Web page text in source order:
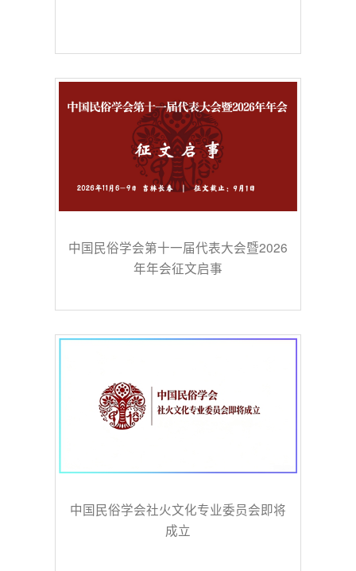
中国民俗学会第十一届代表大会暨2026
年年会征文启事
中国民俗学会社火文化专业委员会即将
成立